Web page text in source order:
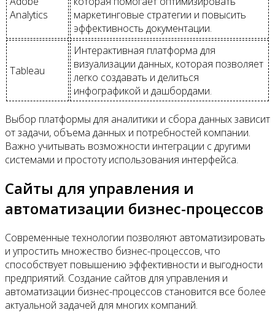
Analytics
маркетинговые стратегии и повысить
эффективность документации.
Tableau
Интерактивная платформа для
визуализации данных, которая позволяет
легко создавать и делиться
инфографикой и дашбордами.
Выбор платформы для аналитики и сбора данных зависит
от задачи, объема данных и потребностей компании.
Важно учитывать возможности интеграции с другими
системами и простоту использования интерфейса.
Сайты для управления и
автоматизации бизнес-процессов
Современные технологии позволяют автоматизировать
и упростить множество бизнес-процессов, что
способствует повышению эффективности и выгодности
предприятий. Создание сайтов для управления и
автоматизации бизнес-процессов становится все более
актуальной задачей для многих компаний.